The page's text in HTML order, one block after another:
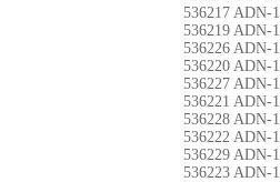
536217 ADN-
536219 ADN-
536226 ADN-
536220 ADN-
536227 ADN-
536221 ADN-
536228 ADN-
536222 ADN-
536229 ADN-
536223 ADN-